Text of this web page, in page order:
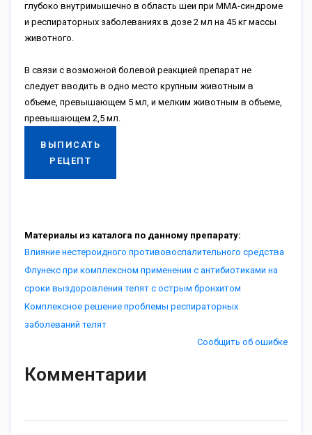
глубоко внутримышечно в область шеи при ММА-синдроме
и респираторных заболеваниях в дозе 2 мл на 45 кг массы
животного.
В связи с возможной болевой реакцией препарат не
следует вводить в одно место крупным животным в
объеме, превышающем 5 мл, и мелким животным в объеме,
превышающем 2,5 мл.
ВЫПИСАТЬ
РЕЦЕПТ
Материалы из каталога по данному препарату:
Влияние нестероидного противовоспалительного средства
Флунекс при комплексном применении с антибиотиками на
сроки выздоровления телят с острым бронхитом
Комплексное решение проблемы респираторных
заболеваний телят
Сообщить об ошибке
Комментарии